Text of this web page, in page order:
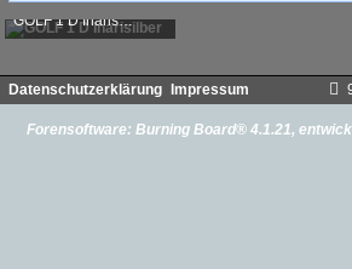
GOLF 1 D Inarisilber
Socke82-21. Oktober 2016
Datenschutzerklärung Impressum
Forensoftware: Burning Board® 4.1.21,